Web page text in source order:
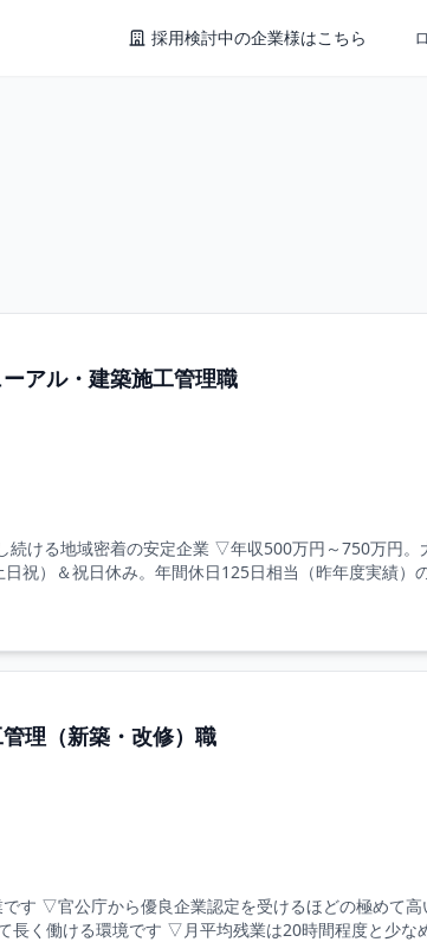
採用検討中の企業様はこちら
アル・建築施工管理職
ける地域密着の安定企業 ▽年収500万円～750万円。
祝）＆祝日休み。年間休日125日相当（昨年度実績）
理（新築・改修）職
す ▽官公庁から優良企業認定を受けるほどの極めて高
く働ける環境です ▽月平均残業は20時間程度と少な